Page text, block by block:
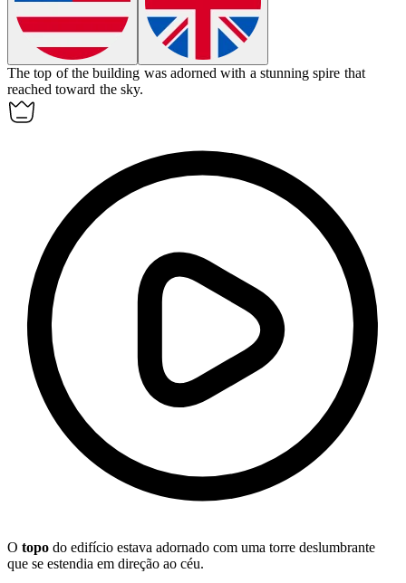
Thetop of the building was adorned with a stunning spire that
reached toward the sky.
O topo do edifício estava adornado com uma torre deslumbrante
que se estendia em direção ao céu.